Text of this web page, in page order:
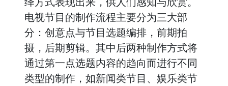
电视节目的制作流程主要分为三大部
分：创意点与节目选题编排，前期拍
摄，后期剪辑。其中后两种制作方式将
通过第一点选题内容的趋向而进行不同
类型的制作，如新闻类节目、娱乐类节